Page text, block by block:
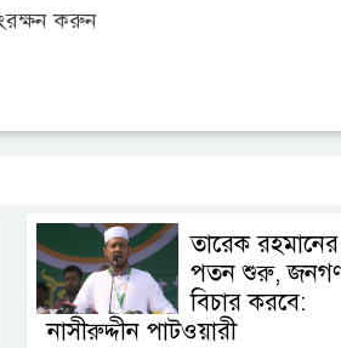
করুন
তারেক রহমানের
পতন শুরু,
বিচার করবে:
নাসীরুদ্দীন পাটওয়ারী